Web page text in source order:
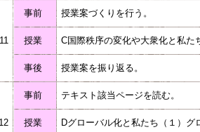
11
事前 授業案づくりを行う。
授業 C国際秩序の変化や大衆化と
事後 授業案を振り返る。
12
事前 テキスト該当ページを読む。
授業 Dグローバル化と私たち（１）